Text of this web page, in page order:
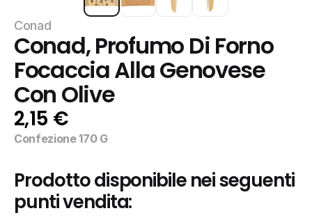
Conad
Conad, Profumo Di Forno
Focaccia Alla Genovese
Con Olive
2,15 €
Confezione 170 G
Prodotto disponibile nei seguenti
punti vendita: